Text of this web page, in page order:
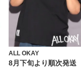
ALL OKAY
8月下旬より順次発送